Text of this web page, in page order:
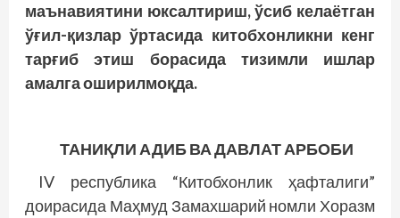
маънавиятини юксалтириш, ўсиб келаётган
ўғил-қизлар ўртасида китобхонликни кенг
тарғиб этиш борасида тизимли ишлар
амалга оширилмоқда.
ТАНИҚЛИ АДИБ ВА ДАВЛАТ АРБОБИ
IV республика “Китобхонлик ҳафталиги”
доирасида Маҳмуд Замахшарий номли Хоразм